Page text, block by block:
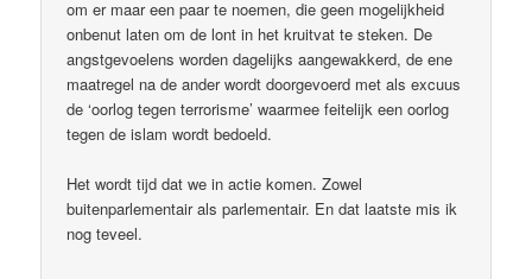
om er maar een paar te noemen, die geen mogelijkheid
onbenut laten om de lont in het kruitvat te steken. De
angstgevoelens worden dagelijks aangewakkerd, de ene
maatregel na de ander wordt doorgevoerd met als excuus
de ‘oorlog tegen terrorisme’ waarmee feitelijk een oorlog
tegen de islam wordt bedoeld.
Het wordt tijd dat we in actie komen. Zowel
buitenparlementair als parlementair. En dat laatste mis ik
nog teveel.